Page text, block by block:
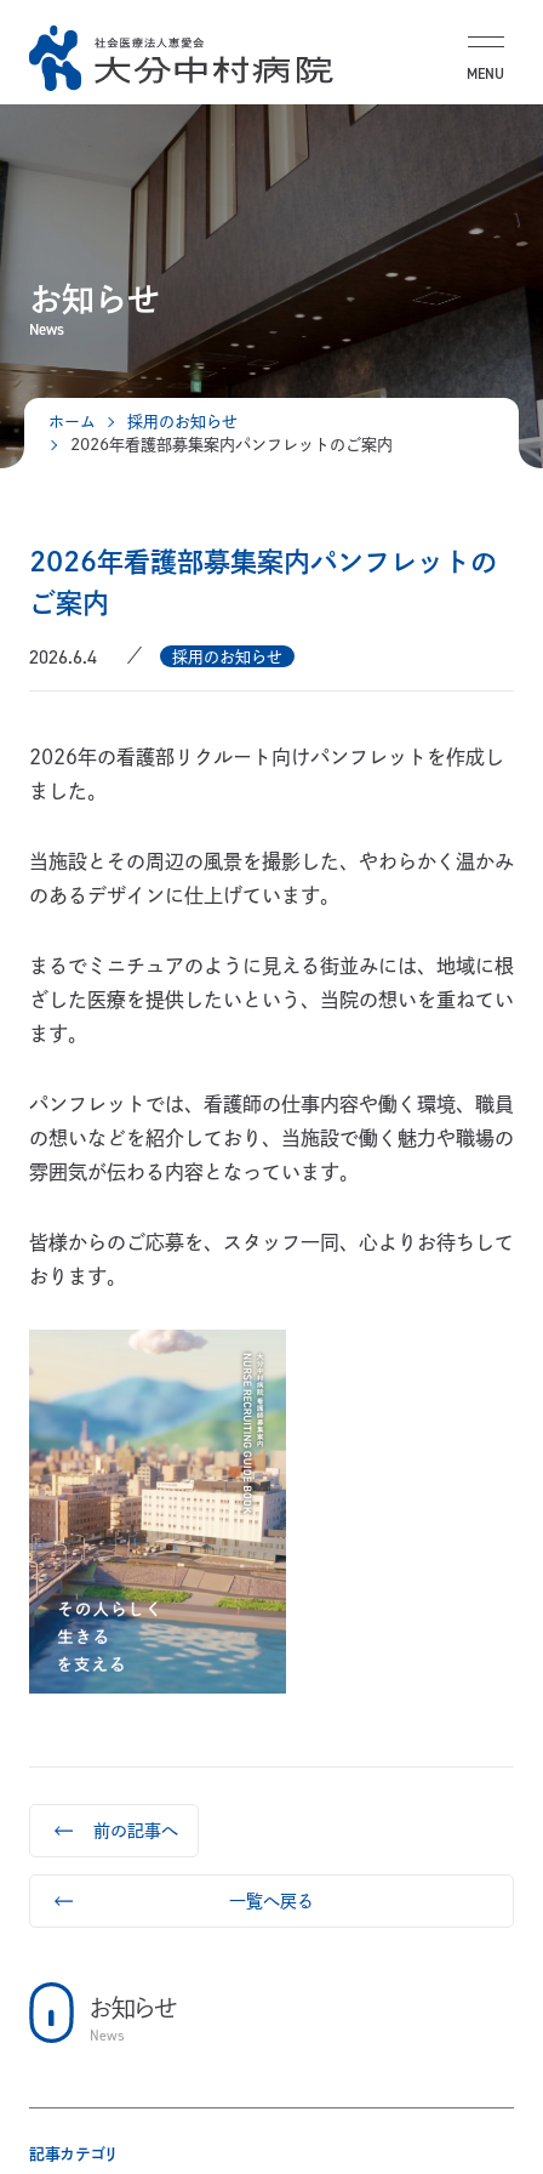
MENU
お知らせ
News
ホーム
採用のお知らせ
2026年看護部募集案内パンフレットのご案内
2026年看護部募集案内パンフレットの
ご案内
2026.6.4 採用のお知らせ
2026年の看護部リクルート向けパンフレットを作成し
ました。
当施設とその周辺の風景を撮影した、やわらかく温かみ
のあるデザインに仕上げています。
まるでミニチュアのように見える街並みには、地域に根
ざした医療を提供したいという、当院の想いを重ねてい
ます。
パンフレットでは、看護師の仕事内容や働く環境、職員
の想いなどを紹介しており、当施設で働く魅力や職場の
雰囲気が伝わる内容となっています。
皆様からのご応募を、スタッフ一同、心よりお待ちして
おります。
前の記事へ
一覧へ戻る
お知らせ
News
記事カテゴリ